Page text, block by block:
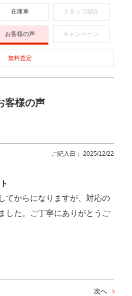
在庫車 スタッフ紹介
お客様の声 キャンペーン
無料査定
客様の声
ご記入日： 2025/12/22
てからになりますが、対応の
した。ご丁寧にありがとうご
次へ